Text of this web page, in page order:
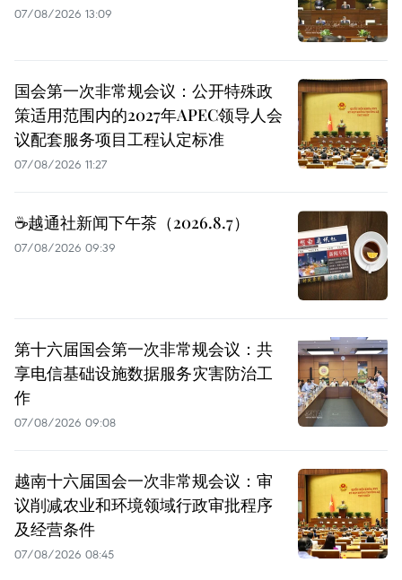
07/08/2026 13:09
国会第一次非常规会议：公开特殊政
策适用范围内的2027年APEC领导人会
议配套服务项目工程认定标准
07/08/2026 11:27
☕️越通社新闻下午茶（2026.8.7）
07/08/2026 09:39
第十六届国会第一次非常规会议：共
享电信基础设施数据服务灾害防治工
作
07/08/2026 09:08
越南十六届国会一次非常规会议：审
议削减农业和环境领域行政审批程序
及经营条件
07/08/2026 08:45